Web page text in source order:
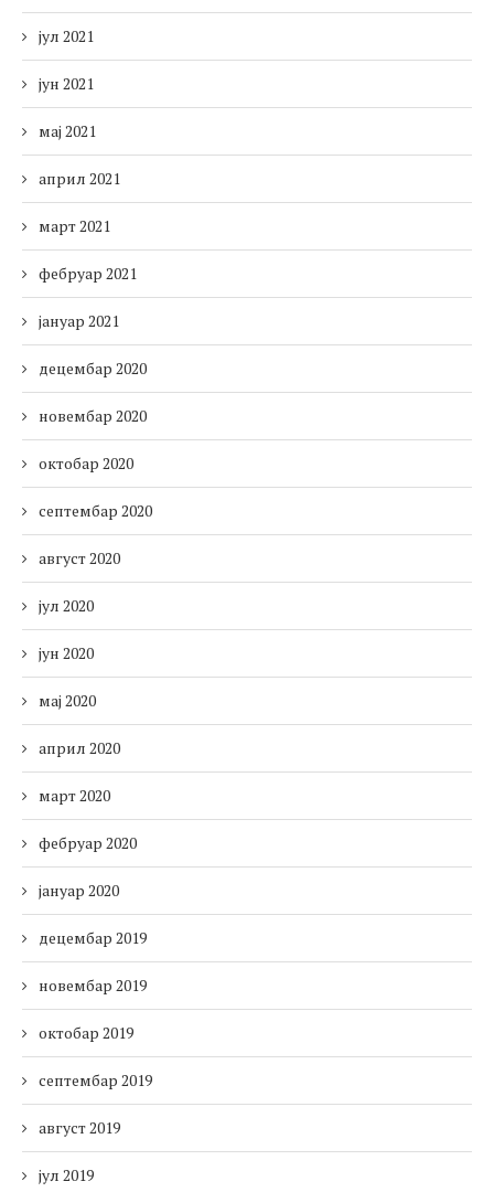
јул 2021
јун 2021
мај 2021
април 2021
март 2021
фебруар 2021
јануар 2021
децембар 2020
новембар 2020
октобар 2020
септембар 2020
август 2020
јул 2020
јун 2020
мај 2020
април 2020
март 2020
фебруар 2020
јануар 2020
децембар 2019
новембар 2019
октобар 2019
септембар 2019
август 2019
јул 2019